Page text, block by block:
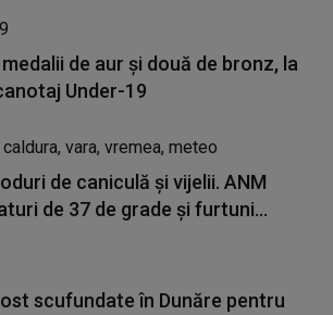
de aur și două de bronz, la
Under-19
de caniculă și vijelii. ANM
de 37 de grade și furtuni...
scufundate în Dunăre pentru